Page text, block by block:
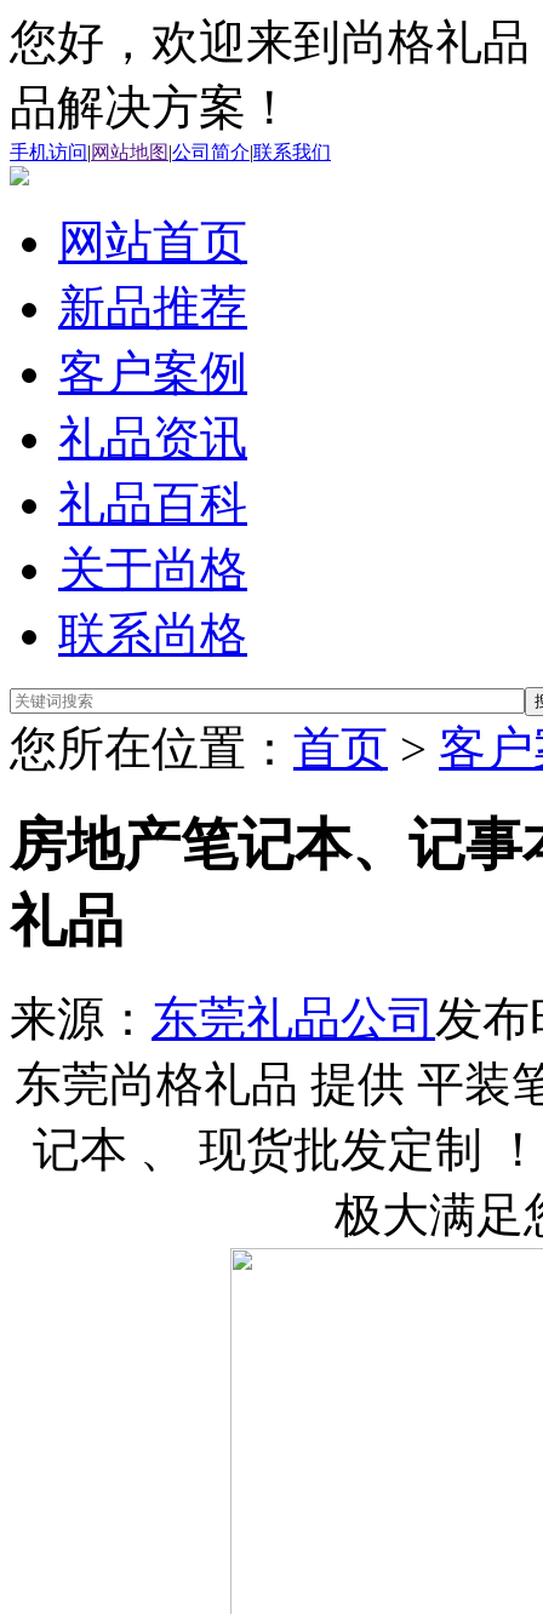
您好，欢迎来到尚格礼
品解决方案！
手机访问|网站地图 |公司简介|联系我们
网站首页
新品推荐
客户案例
礼品资讯
礼品百科
关于尚格
联系尚格
您所在位置： 首页 > 客
房地产笔记本、记
礼品
来源： 东莞礼品公司 发布
东莞尚格礼品 提供 平装
记本 、 现货批发定制
极大满足